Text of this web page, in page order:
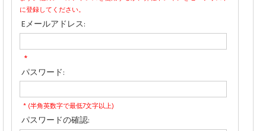
に登録してください。
Eメールアドレス:
*
パスワード:
* (半角英数字で最低7文字以上)
パスワードの確認: